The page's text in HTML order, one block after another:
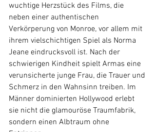
wuchtige Herzstück des Films, die
neben einer authentischen
Verkörperung von Monroe, vor allem mit
ihrem vielschichtigen Spiel als Norma
Jeane eindrucksvoll ist. Nach der
schwierigen Kindheit spielt Armas eine
verunsicherte junge Frau, die Trauer und
Schmerz in den Wahnsinn treiben. Im
Männer dominierten Hollywood erlebt
sie nicht die glamouröse Traumfabrik,
sondern einen Albtraum ohne